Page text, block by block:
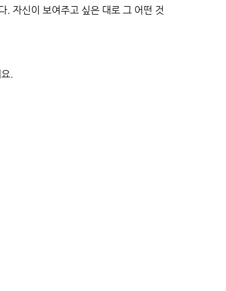
. 자신이 보여주고 싶은 대로 그 어떤 것
.